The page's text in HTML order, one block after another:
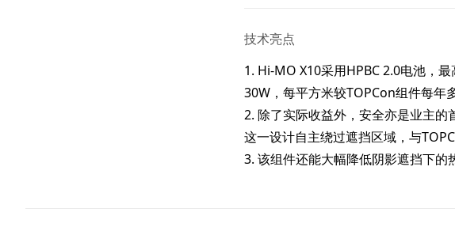
技术亮点
1. Hi-MO X10采用HPBC 2.0电池，
30W，每平方米较TOPCon组件每年
2. 除了实际收益外，安全亦是业主
这一设计自主绕过遮挡区域，与
3. 该组件还能大幅降低阴影遮挡下的